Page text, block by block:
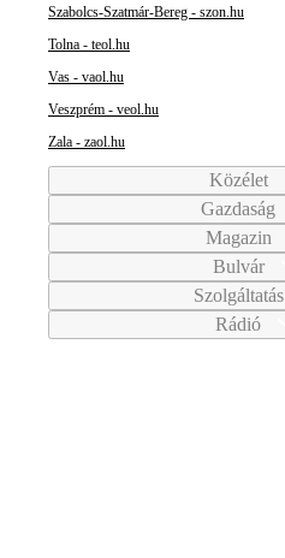
Szabolcs-Szatmár-Bereg - szon.hu
Tolna - teol.hu
Vas - vaol.hu
Veszprém - veol.hu
Zala - zaol.hu
Közélet
Gazdaság
Magazin
Bulvár
Szolgáltatás
Rádió